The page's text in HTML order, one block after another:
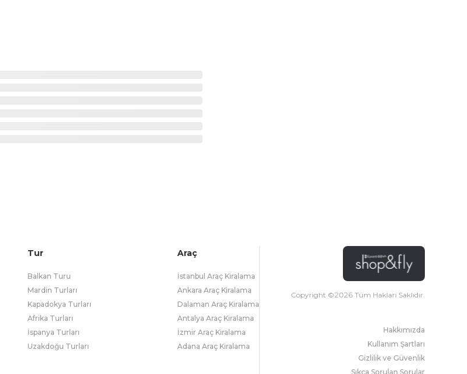
Tur
Balkan Turu
Mardin Turları
Kapadokya Turları
Afrika Turları
İspanya Turları
Uzakdoğu Turları
Araç
İstanbul Araç Kiralama
Ankara Araç Kiralama
Dalaman Araç Kiralama
Antalya Araç Kiralama
İzmir Araç Kiralama
Adana Araç Kiralama
Copyright ©2026 Tüm Hakları Saklıdır.
Hakkımızda
Kullanım Şartları
Gizlilik ve Güvenlik
Sıkça Sorulan Sorular